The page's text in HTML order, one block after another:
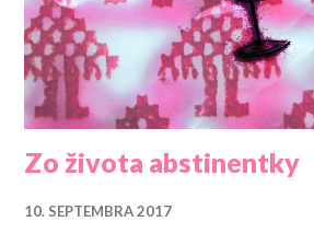
Zo života abstinentky
10. SEPTEMBRA 2017